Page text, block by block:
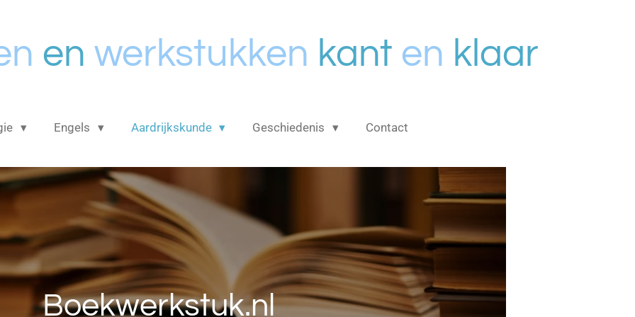
en werkstukken kant en klaar
Engels Aardrijkskunde Geschiedenis Contact
Boekwerkstuk.nl